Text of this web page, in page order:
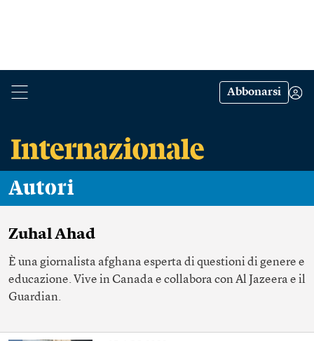
Abbonarsi
Autori
Zuhal Ahad
È una giornalista afghana esperta di questioni di genere e
educazione. Vive in Canada e collabora con Al Jazeera e il
Guardian.